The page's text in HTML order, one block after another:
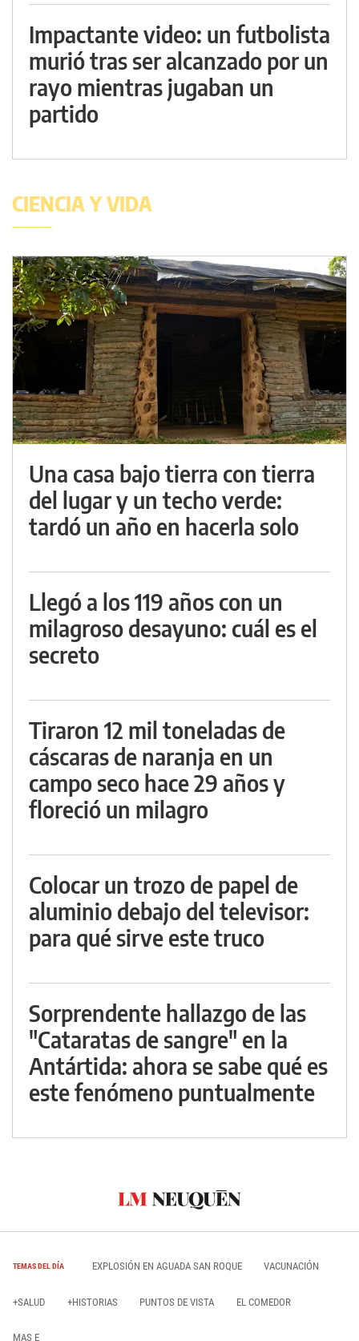
Impactante video: un futbolista
murió tras ser alcanzado por un
rayo mientras jugaban un
partido
CIENCIA Y VIDA
Una casa bajo tierra con tierra
del lugar y un techo verde:
tardó un año en hacerla solo
Llegó a los 119 años con un
milagroso desayuno: cuál es el
secreto
Tiraron 12 mil toneladas de
cáscaras de naranja en un
campo seco hace 29 años y
floreció un milagro
Colocar un trozo de papel de
aluminio debajo del televisor:
para qué sirve este truco
Sorprendente hallazgo de las
"Cataratas de sangre" en la
Antártida: ahora se sabe qué es
este fenómeno puntualmente
TEMAS DEL DÍA EXPLOSIÓN EN AGUADA SAN ROQUE VACUNACIÓN
+SALUD +HISTORIAS PUNTOS DE VISTA EL COMEDOR
MAS E